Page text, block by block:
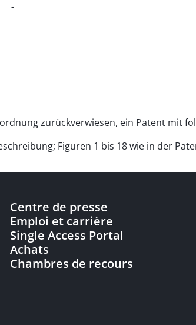
-
zurückverwiesen, ein Patent mit
Figuren 1 bis 18 wie in der
Centre de presse
Emploi et carrière
Single Access Portal
Achats
Chambres de recours